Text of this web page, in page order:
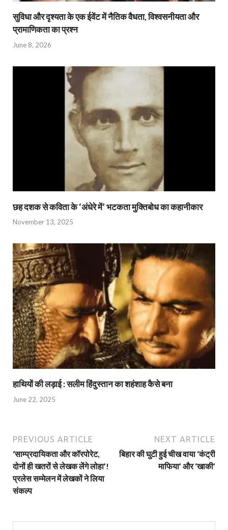
सुविधा और दृश्यता के एक ईवेंट में नैतिक वैधता, विश्वसनीयता और
प्रामाणिकता का प्रश्न
June 8, 2026
छह दशक से कविता के ‘अंधेरे में’ भटकता मुक्तिबोध का कहानीकार
November 13, 2025
हाथियों की लड़ाई : सलीम हिंदुस्तान का शहंशाह कैसे बना
June 22, 2025
PREVIOUS ARTICLE
‘साम्प्रदायिकता और कॉरपोरेट,
दोनों ही खतरों से लेखक लेंगे लोहा’!
प्रलेस सम्मेलन में लेखकों ने लिया
संकल्प
NEXT ARTICLE
बिहार की घुटी हुई चीख वाया ‘कंट्री
माफिया’ और ‘खाकी’